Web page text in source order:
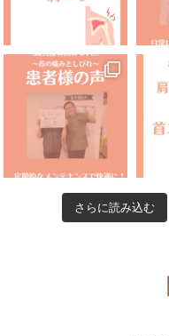
さらに読み込む